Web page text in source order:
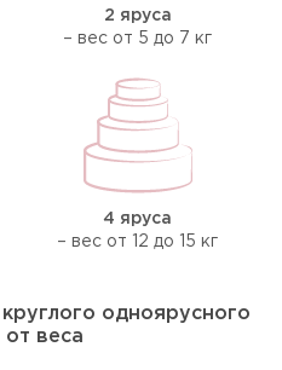
2 яруса
– вес от 5 до 7 кг
4 яруса
– вес от 12 до 15 кг
одноярусного
от веса